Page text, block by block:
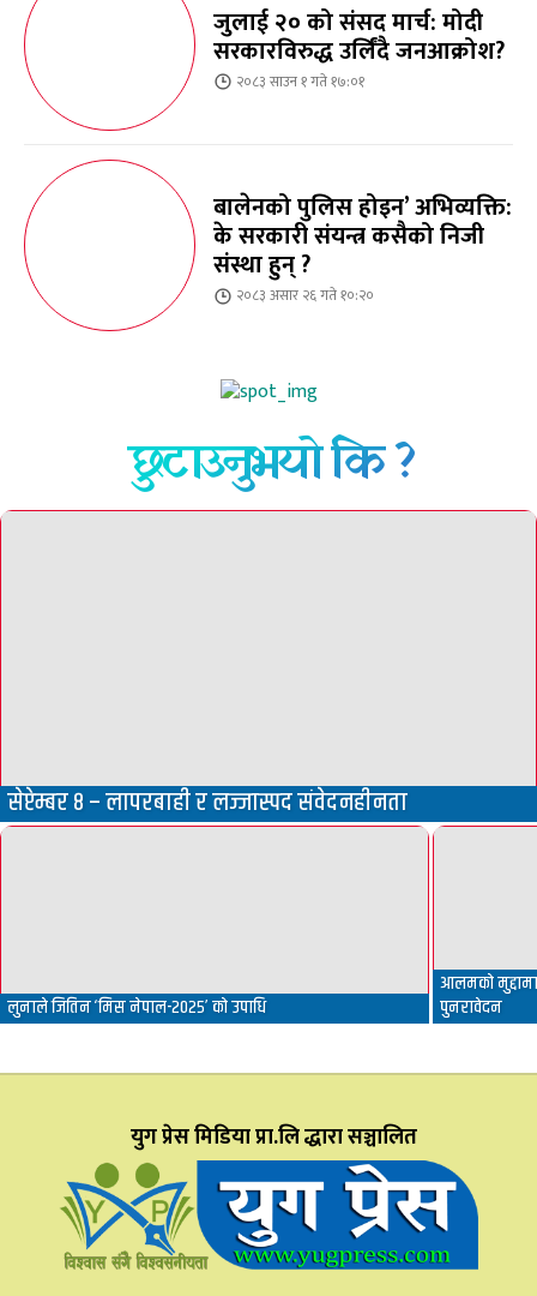
जुलाई २० को संसद मार्च: मोदी
सरकारविरुद्ध उर्लिंदै जनआक्रोश?
२०८३ साउन १ गते १७:०१
बालेनको पुलिस होइन’ अभिव्यक्ति:
के सरकारी संयन्त्र कसैको निजी
संस्था हुन् ?
२०८३ असार २६ गते १०:२०
छुटाउनुभयो कि ?
सेप्टेम्बर ८ – लापरबाही र लज्जास्पद संवेदनहीनता
लुनाले जितिन ‘मिस नेपाल-२०२५’ को उपाधि
आलमको
पुनरावेदन
युग प्रेस मिडिया प्रा.लि द्धारा सञ्चालित